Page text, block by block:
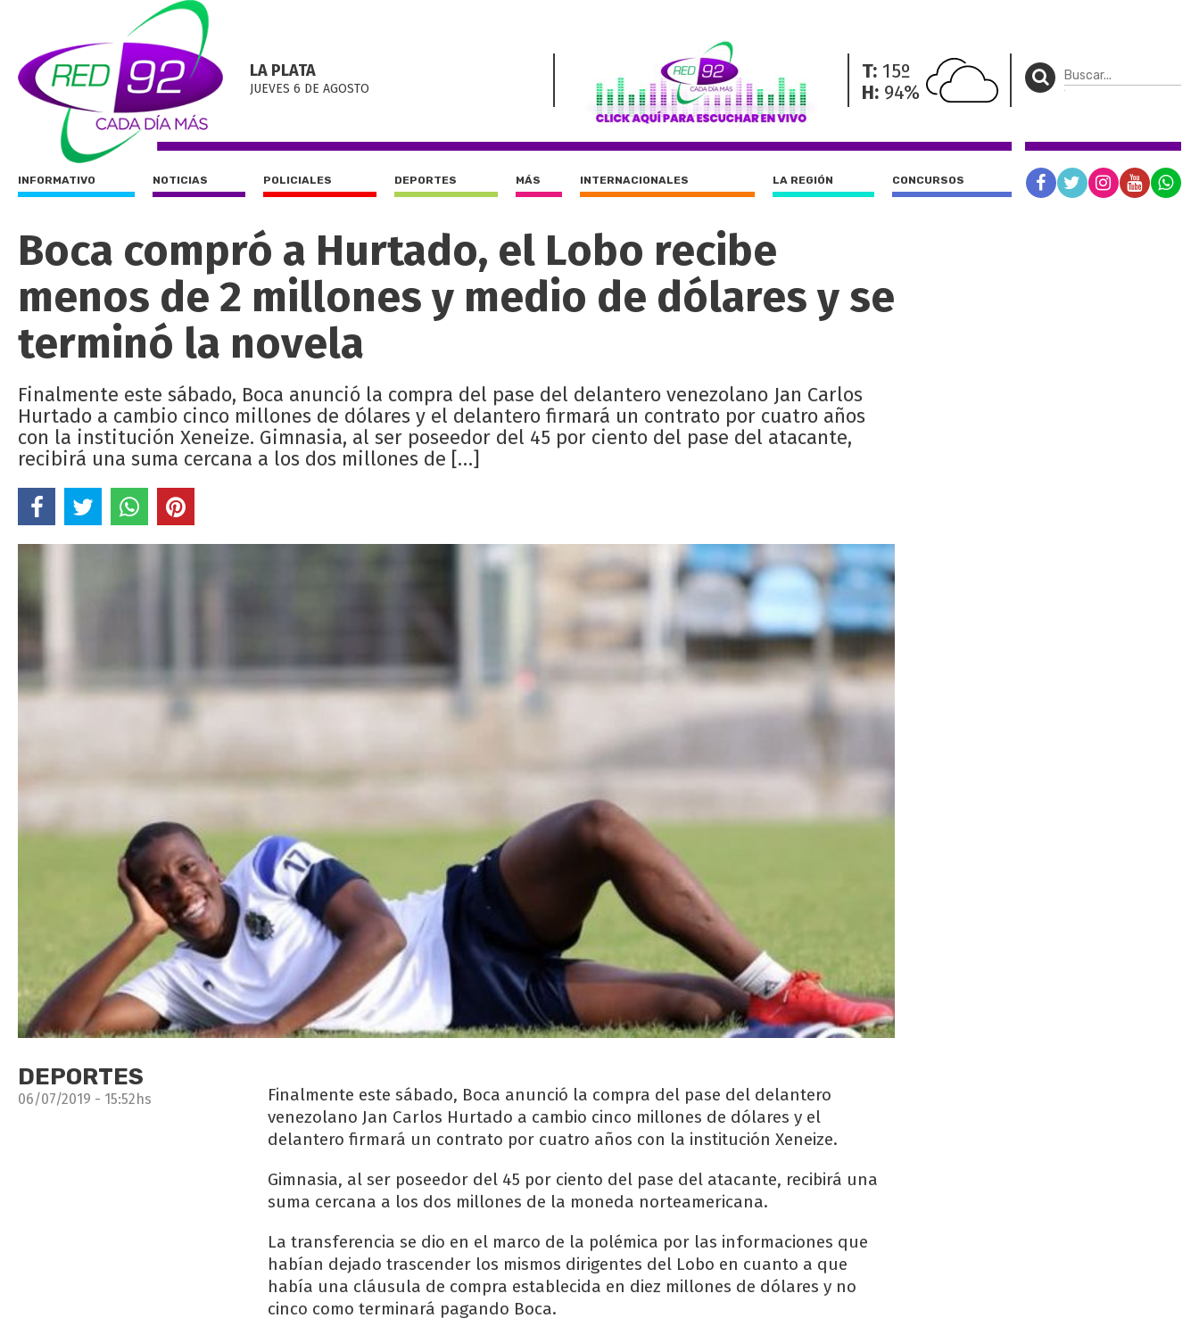
LA PLATA
JUEVES 6 DE AGOSTO
T: 15º
H: 94%
INFORMATIVO NOTICIAS POLICIALES DEPORTES MÁS INTERNACIONALES LA REGIÓN CONCURSOS
Boca compró a Hurtado, el Lobo recibe
menos de 2 millones y medio de dólares y se
terminó la novela
Finalmente este sábado, Boca anunció la compra del pase del delantero venezolano Jan Carlos
Hurtado a cambio cinco millones de dólares y el delantero firmará un contrato por cuatro años
con la institución Xeneize. Gimnasia, al ser poseedor del 45 por ciento del pase del atacante,
recibirá una suma cercana a los dos millones de […]
DEPORTES
06/07/2019 - 15:52hs
Finalmente este sábado, Boca anunció la compra del pase del delantero
venezolano Jan Carlos Hurtado a cambio cinco millones de dólares y el
delantero firmará un contrato por cuatro años con la institución Xeneize.
Gimnasia, al ser poseedor del 45 por ciento del pase del atacante, recibirá una
suma cercana a los dos millones de la moneda norteamericana.
La transferencia se dio en el marco de la polémica por las informaciones que
habían dejado trascender los mismos dirigentes del Lobo en cuanto a que
había una cláusula de compra establecida en diez millones de dólares y no
cinco como terminará pagando Boca.